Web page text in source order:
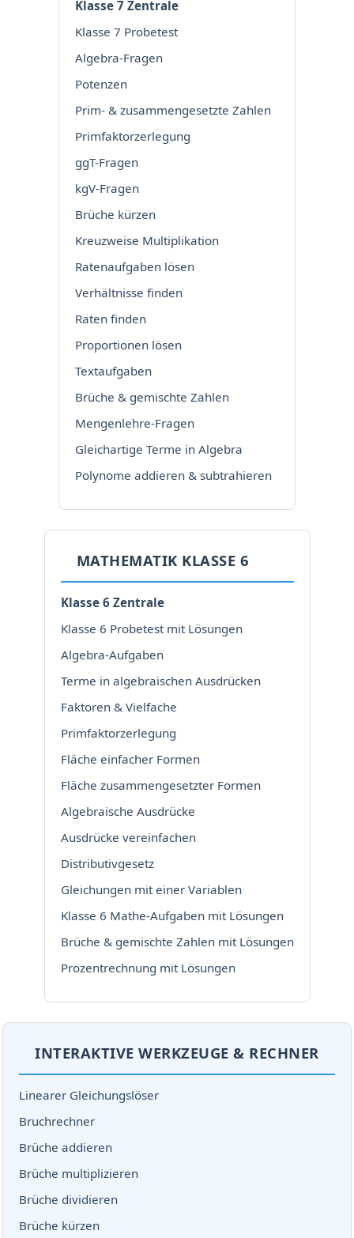
Klasse 7 Zentrale
Klasse 7 Probetest
Algebra-Fragen
Potenzen
Prim- & zusammengesetzte Zahlen
Primfaktorzerlegung
ggT-Fragen
kgV-Fragen
Brüche kürzen
Kreuzweise Multiplikation
Ratenaufgaben lösen
Verhältnisse finden
Raten finden
Proportionen lösen
Textaufgaben
Brüche & gemischte Zahlen
Mengenlehre-Fragen
Gleichartige Terme in Algebra
Polynome addieren & subtrahieren
MATHEMATIK KLASSE 6
Klasse 6 Zentrale
Klasse 6 Probetest mit Lösungen
Algebra-Aufgaben
Terme in algebraischen Ausdrücken
Faktoren & Vielfache
Primfaktorzerlegung
Fläche einfacher Formen
Fläche zusammengesetzter Formen
Algebraische Ausdrücke
Ausdrücke vereinfachen
Distributivgesetz
Gleichungen mit einer Variablen
Klasse 6 Mathe-Aufgaben mit Lösungen
Brüche & gemischte Zahlen mit Lösungen
Prozentrechnung mit Lösungen
INTERAKTIVE WERKZEUGE & RECHNER
Linearer Gleichungslöser
Bruchrechner
Brüche addieren
Brüche multiplizieren
Brüche dividieren
Brüche kürzen